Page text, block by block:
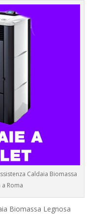
Caldaia Biomassa
a Roma
Biomassa Legnosa